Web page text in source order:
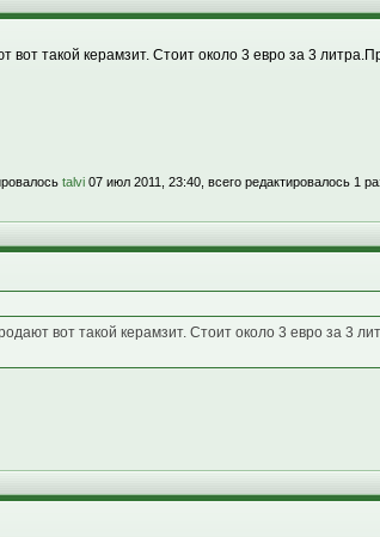
вот такой керамзит. Стоит около 3 евро за 3
talvi 07 июл 2011, 23:40, всего редактировалось 1
вот такой керамзит. Стоит около 3 евро за 3